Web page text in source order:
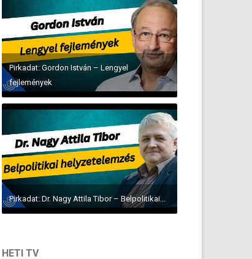
Pirkadat: Gordon István – Lengyel
fejlemények
Pirkadat: Dr. Nagy Attila Tibor – Belpolitikai...
HETI TV